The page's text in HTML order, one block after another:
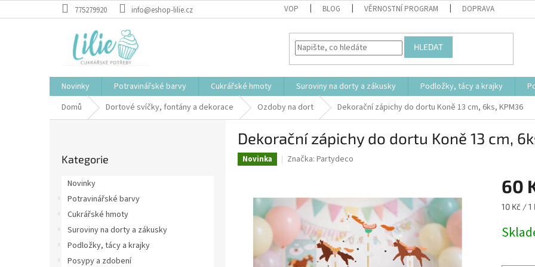
na
775279920 info@eshop-lilie.cz VOP BLOG VĚRNOSTNÍ PROGRAM DOPRAVA
HLEDAT
Novinky Potravinářské barvy Cukrářské hmoty Suroviny na dorty a zákusky Podložky, tácy a krajky
Domů
Dortové svíčky, fontány a dekorace Ozdoby na dort Dekorační zápichy do dortu Koně 13 cm, 6ks, KPM36
kategorie
Kategorie
Novinky
Potravinářské barvy
Cukrářské hmoty
Suroviny na dorty a zákusky
Podložky, tácy a krajky
Posypy a zdobení
Dekorační zápichy do dortu Koně 13 cm,
Novinka Značka: Partydeco
60
Měrná
10 Kč / 1